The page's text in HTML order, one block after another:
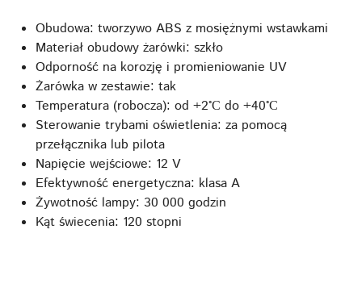
Obudowa: tworzywo ABS z mosiężnymi wstawkami
Materiał obudowy żarówki: szkło
Odporność na korozję i promieniowanie UV
Żarówka w zestawie: tak
Temperatura (robocza): od +2°С do +40°С
Sterowanie trybami oświetlenia: za pomocą
przełącznika lub pilota
Napięcie wejściowe: 12 V
Efektywność energetyczna: klasa A
Żywotność lampy: 30 000 godzin
Kąt świecenia: 120 stopni